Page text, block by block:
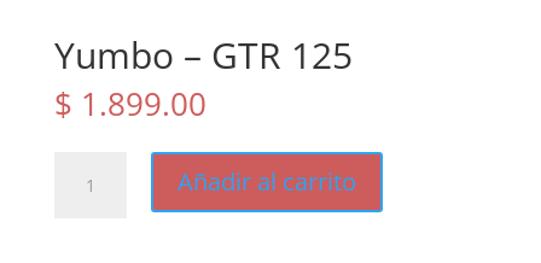
Yumbo – GTR 125
$ 1.899.00
Añadir al carrito